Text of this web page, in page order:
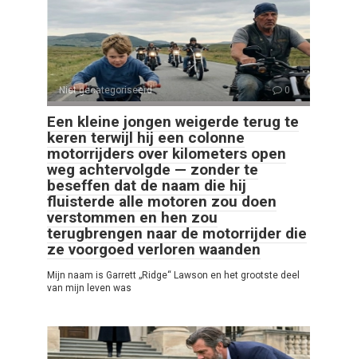
Niet gecategoriseerd 0
Een kleine jongen weigerde terug te
keren terwijl hij een colonne
motorrijders over kilometers open
weg achtervolgde — zonder te
beseffen dat de naam die hij
fluisterde alle motoren zou doen
verstommen en hen zou
terugbrengen naar de motorrijder die
ze voorgoed verloren waanden
Mijn naam is Garrett „Ridge“ Lawson en het grootste deel
van mijn leven was